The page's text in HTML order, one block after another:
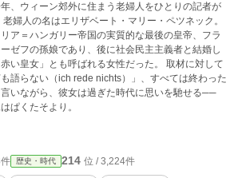
、ウィーン郊外に住まう老婦人をひとりの記者が
老婦人の名はエリザベート・マリー・ペツネック。
ア＝ハンガリー帝国の実質的な最後の皇帝、フラ
ゼフの孫娘であり、後に社会民主主義者と結婚し
い皇女」とも呼ばれる女性だった。 取材に対して
も語らない（ich rede nichts）」、すべては終わった
いながら、彼女は過ぎた時代に思いを馳せる──
ぱくたそより。
歴史・時代 214 位 / 3,224件